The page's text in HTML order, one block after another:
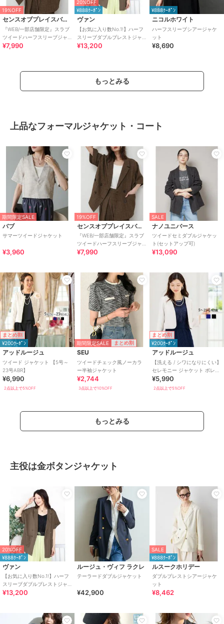
19%OFF
センスオブプレイスバイアーバンリサーチ
『WEB/一部店舗限定』スラブ
ツイードハーフスリーブジャ
ケット
¥7,990
20%OFF
¥888ｸｰﾎﾟﾝ
ヴァン
【お気に入り数No.1!】ハーフ
スリーブダブルブレストジャ
ケット
¥13,200
¥888ｸｰﾎﾟﾝ
ニコルホワイト
ハーフスリーブシアージャケ
ット
¥8,690
もっとみる
上品なフォーマルジャケット・コート
期間限定SALE
バブ
サマーツイードジャケット
¥3,960
19%OFF
センスオブプレイスバイアーバンリサーチ
『WEB/一部店舗限定』スラブ
ツイードハーフスリーブジャ
ケット
¥7,990
SALE
ナノユニバース
ツイードセミダブルジャケッ
ト(セットアップ可)
¥13,090
まとめ割
¥200ｸｰﾎﾟﾝ
アッドルージュ
ツイード ジャケット 【5号～
23号ABR】
¥6,990
2点以上で5%OFF
期間限定SALE まとめ割
SEU
ツイードチェック風ノーカラ
ー半袖ジャケット
¥2,744
3点以上で10%OFF
まとめ割
¥200ｸｰﾎﾟﾝ
アッドルージュ
【洗える / シワになりにくい】
セレモニー ジャケット ボレロ
結婚式 7号～23号
¥5,990
2点以上で5%OFF
もっとみる
主役は金ボタンジャケット
20%OFF
¥888ｸｰﾎﾟﾝ
ヴァン
【お気に入り数No.1!】ハーフ
スリーブダブルブレストジャ
ケット
¥13,200
ルージュ・ヴィフ ラクレ
テーラードダブルジャケット
¥42,900
SALE
¥888ｸｰﾎﾟﾝ
ルスークホリデー
ダブルブレストシアージャケ
ット
¥8,462